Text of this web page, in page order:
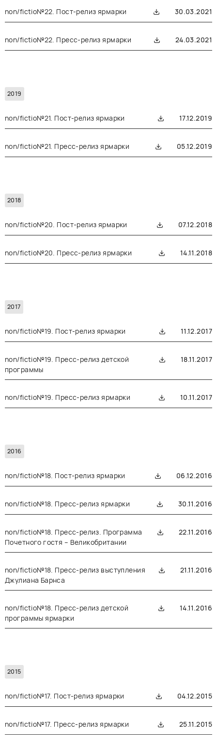
non/fictio№22. Пост-релиз ярмарки 30.03.2021
non/fictio№22. Пресс-релиз ярмарки 24.03.2021
2019
non/fictio№21. Пост-релиз ярмарки 17.12.2019
non/fictio№21. Пресс-релиз ярмарки 05.12.2019
2018
non/fictio№20. Пост-релиз ярмарки 07.12.2018
non/fictio№20. Пресс-релиз ярмарки 14.11.2018
2017
non/fictio№19. Пост-релиз ярмарки 11.12.2017
non/fictio№19. Пресс-релиз детской
программы
18.11.2017
non/fictio№19. Пресс-релиз ярмарки 10.11.2017
2016
non/fictio№18. Пост-релиз ярмарки 06.12.2016
non/fictio№18. Пресс-релиз ярмарки 30.11.2016
non/fictio№18. Пресс-релиз. Программа
Почетного гостя – Великобритании
22.11.2016
non/fictio№18. Пресс-релиз выступления
Джулиана Барнса
21.11.2016
non/fictio№18. Пресс-релиз детской
программы ярмарки
14.11.2016
2015
non/fictio№17. Пост-релиз ярмарки 04.12.2015
non/fictio№17. Пресс-релиз ярмарки 25.11.2015